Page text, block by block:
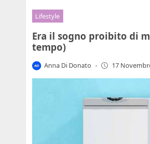
Lifestyle
Era il sogno proibito di
tempo)
Anna Di Donato - 17